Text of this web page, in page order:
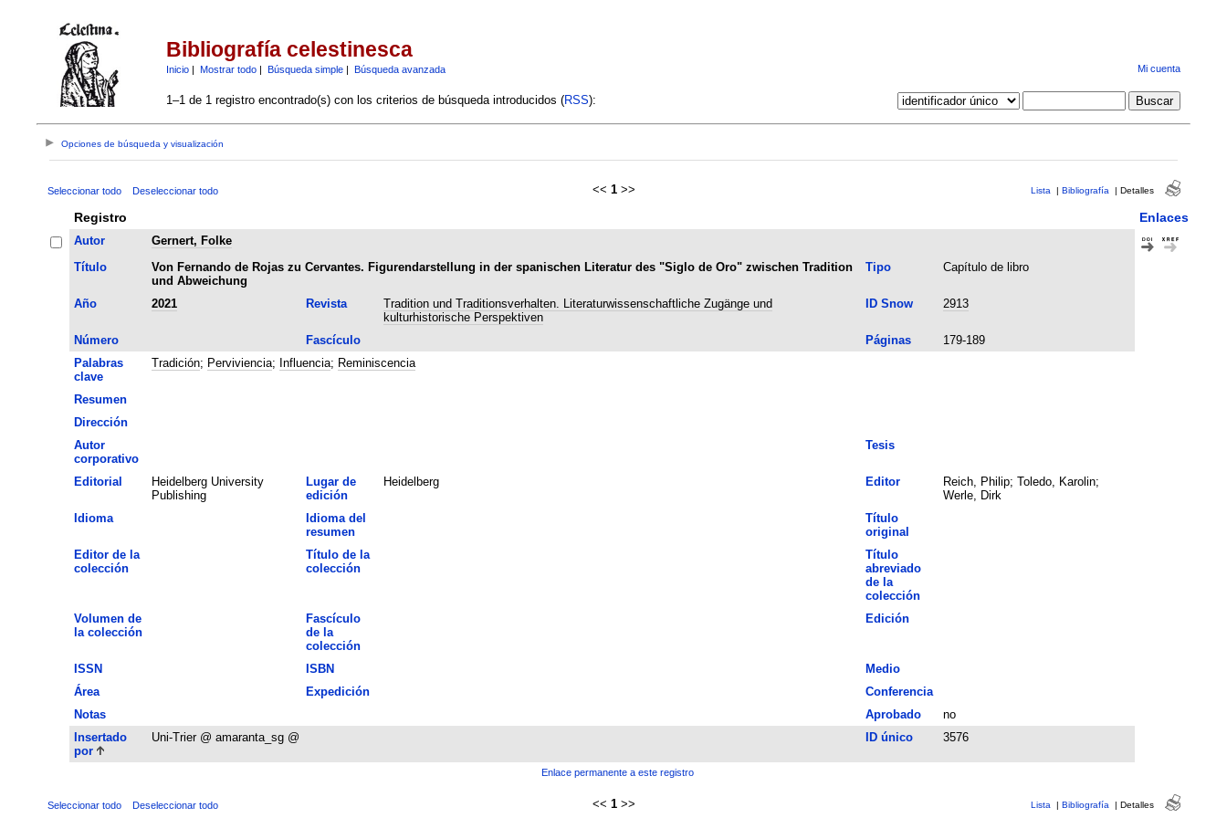
Bibliografía celestinesca
Inicio| Mostrar todo| Búsqueda simple| Búsqueda avanzada Mi cuenta
1–1 de 1 registro encontrado(s) con los criterios de búsqueda introducidos (RSS):
Opciones de búsqueda y visualización
Seleccionar todo Deseleccionar todo << 1 >> Lista | Bibliografía | Detalles
Registro Enlaces
Autor
Gernert, Folke
Título
Von Fernando de Rojas zu Cervantes. Figurendarstellung in der spanischen Literatur des "Siglo de Oro" zwischen Tradition
und Abweichung
Tipo Capítulo de libro
Año 2021 Revista
Tradition und Traditionsverhalten. Literaturwissenschaftliche Zugänge und
kulturhistorische Perspektiven
ID Snow 2913
Número Fascículo Páginas
179-189
Palabras
clave
Tradición; Perviviencia; Influencia; Reminiscencia
Resumen
Dirección
Autor
corporativo
Tesis
Editorial
Heidelberg University
Publishing
Lugar de
edición
Heidelberg Editor
Reich, Philip; Toledo, Karolin;
Werle, Dirk
Idioma
Idioma del
resumen
Título
original
Editor de la
colección
Título de la
colección
Título
abreviado
de la
colección
Volumen de
la colección
Fascículo
de la
colección
Edición
ISSN ISBN
Medio
Área
Expedición
Conferencia
Notas
Aprobado
no
Insertado
por
Uni-Trier @ amaranta_sg @ ID único 3576
Enlace permanente a este registro
Seleccionar todo Deseleccionar todo << 1 >> Lista | Bibliografía | Detalles